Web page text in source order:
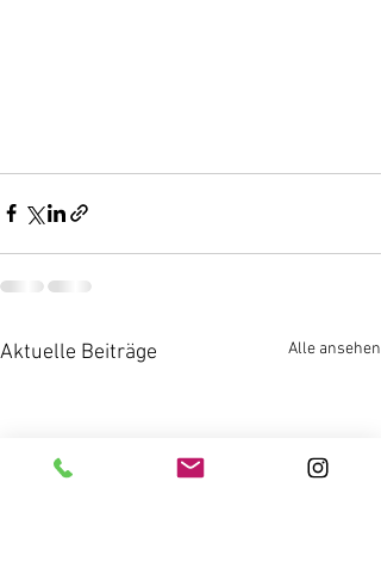
Aktuelle Beiträge Alle ansehen